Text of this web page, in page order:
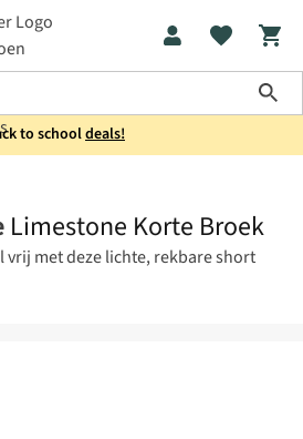
to schooldeals!
Limestone Korte Broek
vrij met deze lichte, rekbare short